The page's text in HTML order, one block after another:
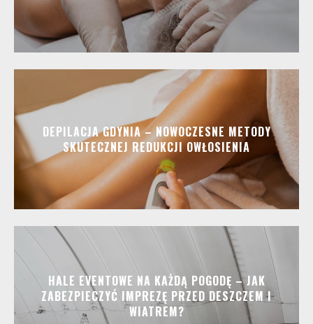
DEPILACJA GDYNIA – NOWOCZESNE METODY
SKUTECZNEJ REDUKCJI OWŁOSIENIA
HALE EVENTOWE NA KAŻDĄ POGODĘ – JAK
ZABEZPIECZYĆ IMPREZĘ PRZED DESZCZEM I
WIATREM?